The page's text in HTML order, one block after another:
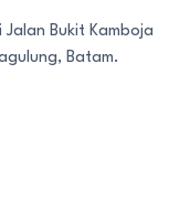
Jalan Bukit Kamboja
Batam.